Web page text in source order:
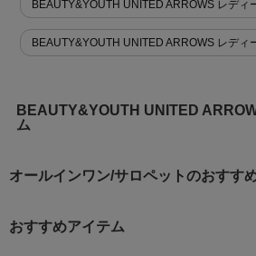
BEAUTY&YOUTH UNITED ARROWS レディ
BEAUTY&YOUTH UNITED ARROWS レディ
BEAUTY&YOUTH UNITED
ム
オールインワン/サロペットのおすす
おすすめアイテム